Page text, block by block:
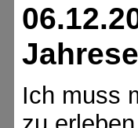
Ich muss